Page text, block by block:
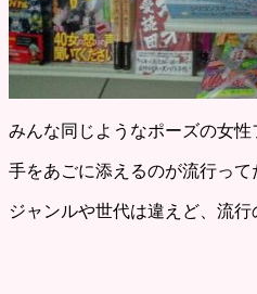
みんな同じようなポーズの女性
手をあごに添えるのが流行って
ジャンルや世代は違えど、流